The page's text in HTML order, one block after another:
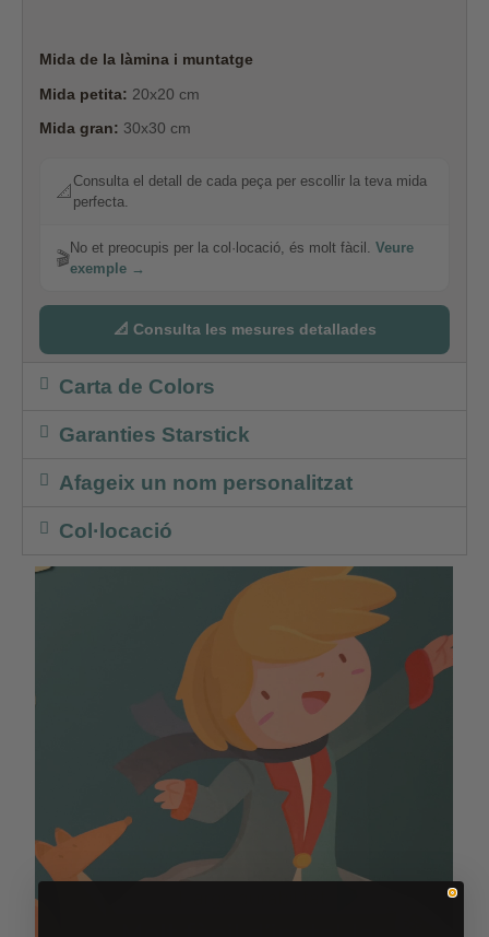
Mida de la làmina i muntatge
Mida petita: 20x20 cm
Mida gran: 30x30 cm
📐
Consulta el detall de cada peça per escollir la teva mida
perfecta.
🎬
No et preocupis per la col·locació, és molt fàcil. Veure
exemple →
📐 Consulta les mesures detallades
Carta de Colors
Garanties Starstick
Afageix un nom personalitzat
Col·locació